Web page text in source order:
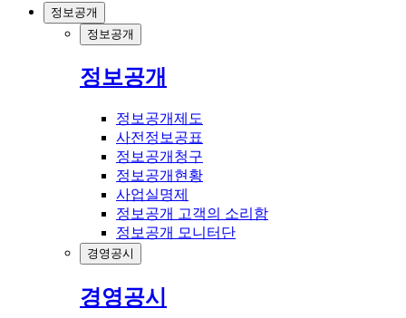
정보공개
정보공개
정보공개
정보공개제도
사전정보공표
정보공개청구
정보공개현황
사업실명제
정보공개 고객의 소리함
정보공개 모니터단
경영공시
경영공시